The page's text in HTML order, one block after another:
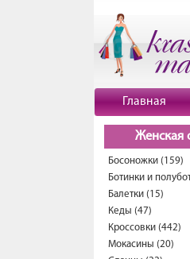
Главная
Женская
Босоножки (159)
Ботинки и
Балетки (15)
Кеды (47)
Кроссовки (442)
Мокасины (20)